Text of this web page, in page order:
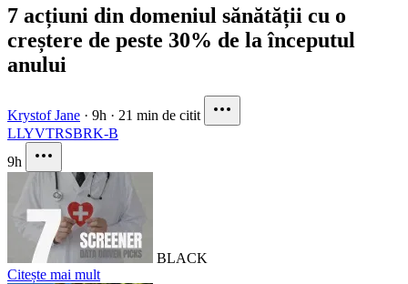
7 acțiuni din domeniul sănătății cu o
creștere de peste 30% de la începutul
anului
Krystof Jane · 9h · 21 min de citit
LLYVTRSBRK-B
9h
BLACK
Citește mai mult